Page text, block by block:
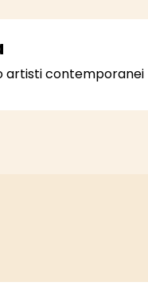
artisti contemporanei